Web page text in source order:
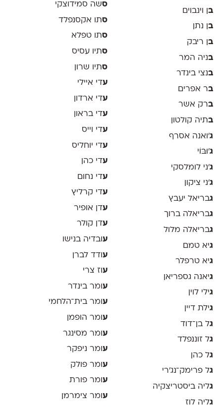
בן וינבוים
בן נתן
בן ריבק
בניה המר
בנצי בינדר
בר אפרים
ברק אשר
בתיה קולטון
ג'ואנה אסרף
ג'וּבּוֹי
ג׳ני לומלסקי
ג׳ני ציקון
גבריאל יעבץ
גבריאלה ברוך
גבריאלה מלול
גיא טמם
גיא טרפלר
גיאנה גספריאן
גילי לוין
גילת דיין
גל בן־דוד
גל זוננפלד
גל כהן
גל פרימק־נג׳רי
גליה ביסטריצקיה
גליה לוז
סשה סמידוצקי
סתו אקסנפלד
סתו טפלא
סתיו עסיס
סתיו שרון
עדי איילי
עדי ארדון
עדי בראון
עדי וייס
עדי יוחליס
עדי כהן
עדי נחום
עדי קרליץ
עדן אופיר
עדן קולר
ע ובדיה בנישו
ע ודד לברן
עוז צרי
ע ומר בינדר
עומר בית־הלחמי
ע ומר הופמן
ע ומר מסינגר
עומר ניפקר
ע ומר פולק
עומר פורת
ע ומר צימרמן